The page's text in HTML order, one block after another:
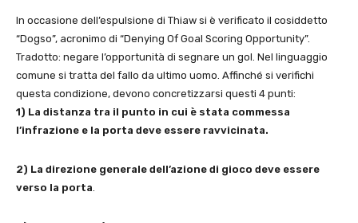
In occasione dell’espulsione di Thiaw si è verificato il cosiddetto
“Dogso”, acronimo di “Denying Of Goal Scoring Opportunity”.
Tradotto: negare l’opportunità di segnare un gol. Nel linguaggio
comune si tratta del fallo da ultimo uomo. Affinché si verifichi
questa condizione, devono concretizzarsi questi 4 punti:
1) La distanza tra il punto in cui è stata commessa
l’infrazione e la porta deve essere ravvicinata.
2) La direzione generale dell’azione di gioco deve essere
verso la porta.